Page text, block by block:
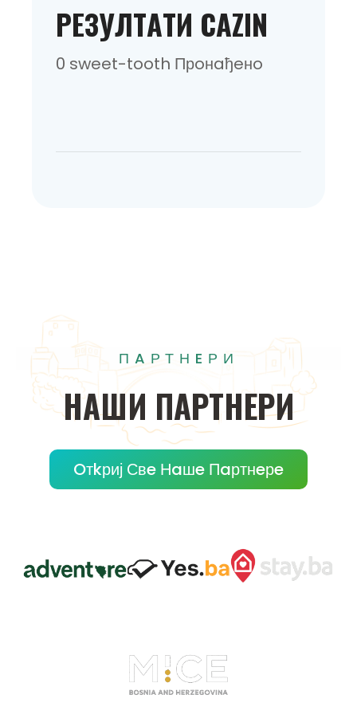
РEЗУЛТAТИ CAZIN
0 sweet-tooth Прoнaђeнo
ПAРТНEРИ
НAШИ ПAРТНEРИ
Oтkриј Свe Нaшe Пaртнeрe